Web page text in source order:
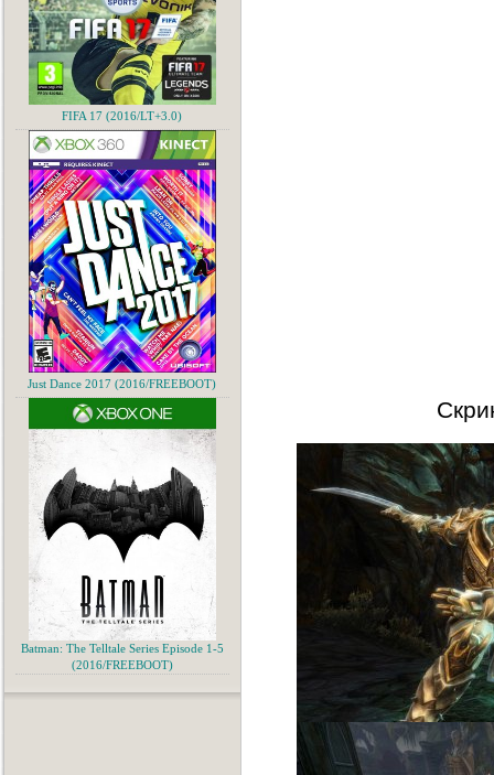
FIFA 17 (2016/LT+3.0)
Just Dance 2017 (2016/FREEBOOT)
Batman: The Telltale Series Episode 1-5
(2016/FREEBOOT)